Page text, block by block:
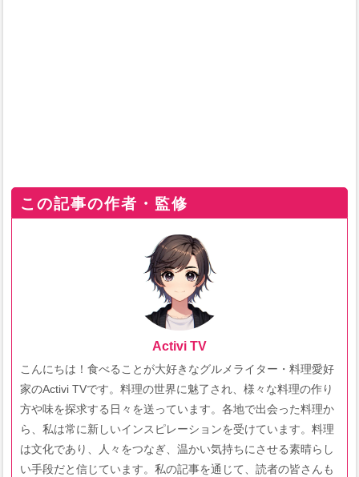
この記事の作者・監修
Activi TV
こんにちは！食べることが大好きなグルメライター・料理愛好
家のActivi TVです。料理の世界に魅了され、様々な料理の作り
方や味を探求する日々を送っています。各地で出会った料理か
ら、私は常に新しいインスピレーションを受けています。料理
は文化であり、人々をつなぎ、温かい気持ちにさせる素晴らし
い手段だと信じています。私の記事を通じて、読者の皆さんも